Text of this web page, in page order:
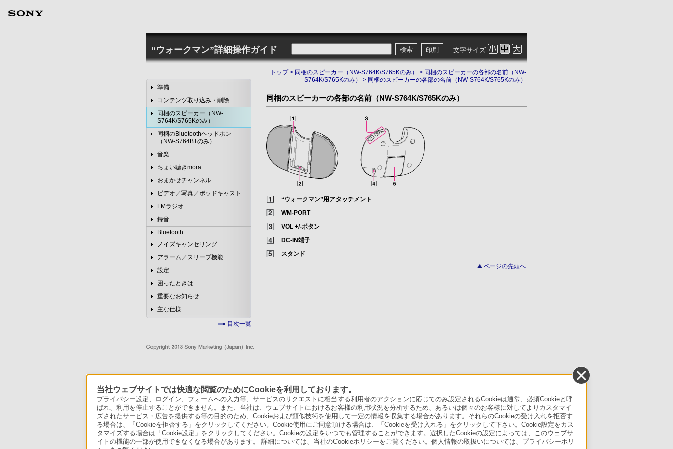
“ウォークマン”詳細操作ガイド 文字サイズ
印刷
検索
準備
コンテンツ取り込み・削除
同梱のスピーカー（NW-
S764K/S765Kのみ）
同梱のBluetoothヘッドホン
（NW-S764BTのみ）
音楽
ちょい聴きmora
おまかせチャンネル
ビデオ／写真／ポッドキャスト
FMラジオ
録音
Bluetooth
ノイズキャンセリング
アラーム／スリープ機能
設定
困ったときは
重要なお知らせ
主な仕様
目次一覧
トップ> 同梱のスピーカー（NW-S764K/S765Kのみ） > 同梱のスピーカーの各部の名前（NW-
S764K/S765Kのみ）
> 同梱のスピーカーの各部の名前（NW-S764K/S765Kのみ）
同梱のスピーカーの各部の名前（NW-S764K/S765Kのみ）
“ウォークマン”用アタッチメント
WM-PORT
VOL +/-ボタン
DC-IN端子
スタンド
ページの先頭へ
当社ウェブサイトでは快適な閲覧のためにCookieを利用しております。
プライバシー設定、ログイン、フォームへの入力等、サービスのリクエストに相当する利用者のアクションに応じてのみ設定されるCookieは通常、必須Cookieと呼
ばれ、利用を停止することができません。また、当社は、ウェブサイトにおけるお客様の利用状況を分析するため、あるいは個々のお客様に対してよりカスタマイ
ズされたサービス・広告を提供する等の目的のため、Cookieおよび類似技術を使用して一定の情報を収集する場合があります。それらのCookieの受け入れを拒否す
る場合は、「Cookieを拒否する」をクリックしてください。Cookie使用にご同意頂ける場合は、「Cookieを受け入れる」をクリックして下さい。Cookie設定をカス
タマイズする場合は「Cookie設定」をクリックしてください。Cookieの設定をいつでも管理することができます。選択したCookieの設定によっては、このウェブサ
イトの機能の一部が使用できなくなる場合があります。 詳細については、当社のCookieポリシーをご覧ください。個人情報の取扱いについては、プライバシーポリ